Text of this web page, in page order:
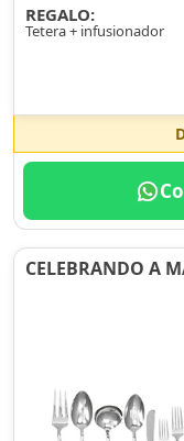
REGALO:
Tetera + infusionador
CELEBRANDO A